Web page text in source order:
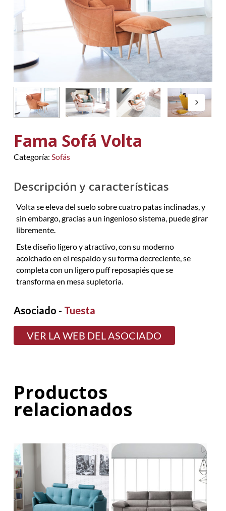
Fama Sofá Volta
Categoría: Sofás
Descripción y características
Volta se eleva del suelo sobre cuatro patas inclinadas, y
sin embargo, gracias a un ingenioso sistema, puede girar
libremente.
Este diseño ligero y atractivo, con su moderno
acolchado en el respaldo y su forma decreciente, se
completa con un ligero puff reposapiés que se
transforma en mesa supletoria.
Asociado - Tuesta
VER LA WEB DEL ASOCIADO
Productos
relacionados